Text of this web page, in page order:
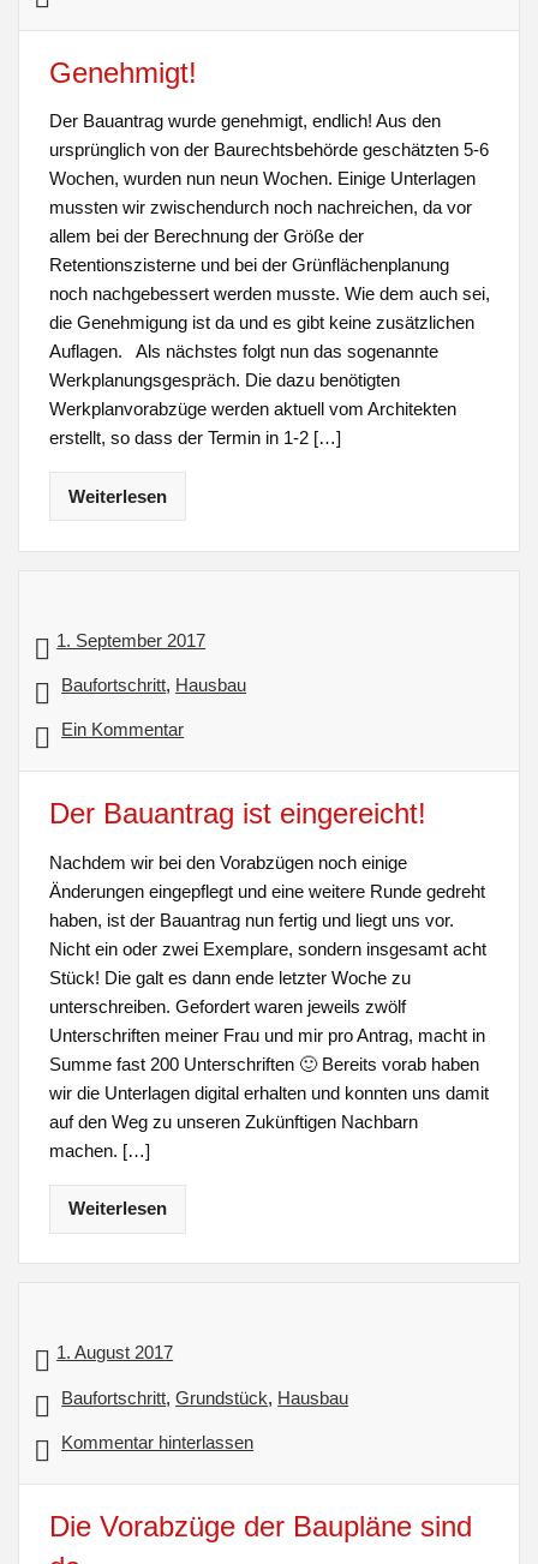
Genehmigt!
Der Bauantrag wurde genehmigt, endlich! Aus den
ursprünglich von der Baurechtsbehörde geschätzten 5-6
Wochen, wurden nun neun Wochen. Einige Unterlagen
mussten wir zwischendurch noch nachreichen, da vor
allem bei der Berechnung der Größe der
Retentionszisterne und bei der Grünflächenplanung
noch nachgebessert werden musste. Wie dem auch sei,
die Genehmigung ist da und es gibt keine zusätzlichen
Auflagen. Als nächstes folgt nun das sogenannte
Werkplanungsgespräch. Die dazu benötigten
Werkplanvorabzüge werden aktuell vom Architekten
erstellt, so dass der Termin in 1-2 […]
Weiterlesen
1. September 2017
Baufortschritt, Hausbau
Ein Kommentar
Der Bauantrag ist eingereicht!
Nachdem wir bei den Vorabzügen noch einige
Änderungen eingepflegt und eine weitere Runde gedreht
haben, ist der Bauantrag nun fertig und liegt uns vor.
Nicht ein oder zwei Exemplare, sondern insgesamt acht
Stück! Die galt es dann ende letzter Woche zu
unterschreiben. Gefordert waren jeweils zwölf
Unterschriften meiner Frau und mir pro Antrag, macht in
Summe fast 200 Unterschriften 🙂 Bereits vorab haben
wir die Unterlagen digital erhalten und konnten uns damit
auf den Weg zu unseren Zukünftigen Nachbarn
machen. […]
Weiterlesen
1. August 2017
Baufortschritt,Grundstück, Hausbau
Kommentar hinterlassen
Die Vorabzüge der Baupläne sind